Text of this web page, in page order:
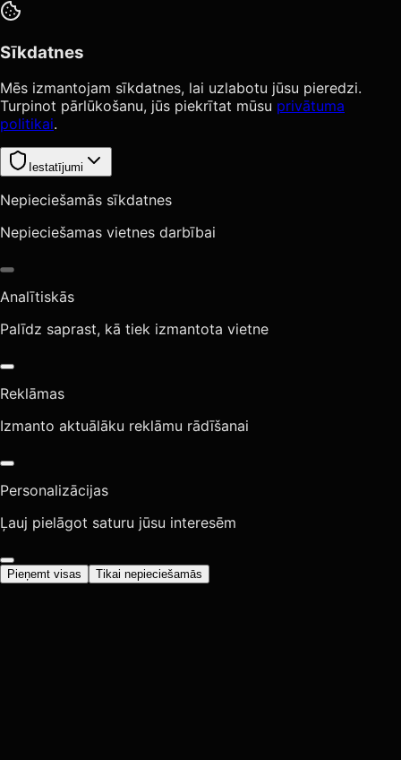
Sīkdatnes
Mēs izmantojam sīkdatnes, lai uzlabotu jūsu pieredzi.
Turpinot pārlūkošanu, jūs piekrītat mūsu privātuma
politikai.
Iestatījumi
Nepieciešamās sīkdatnes
Nepieciešamas vietnes darbībai
Analītiskās
Palīdz saprast, kā tiek izmantota vietne
Reklāmas
Izmanto aktuālāku reklāmu rādīšanai
Personalizācijas
Ļauj pielāgot saturu jūsu interesēm
Pieņemt visas Tikai nepieciešamās